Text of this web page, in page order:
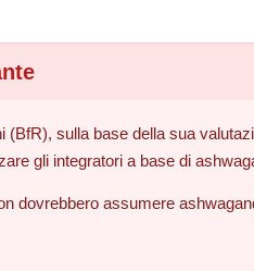
(BfR), sulla base della sua
gli integratori a base di
dovrebbero assumere